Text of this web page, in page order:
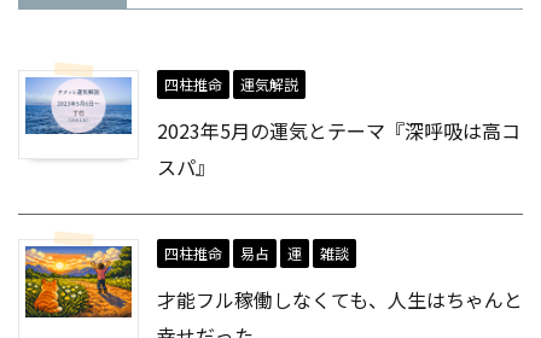
四柱推命 運気解説
2023年5月の運気とテーマ『深呼吸は高コ
スパ』
四柱推命 易占 運 雑談
才能フル稼働しなくても、人生はちゃんと